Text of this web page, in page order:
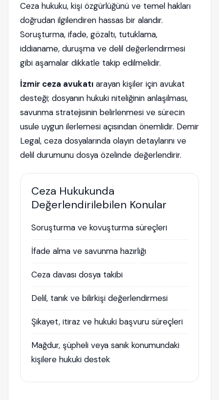
Ceza hukuku, kişi özgürlüğünü ve temel hakları
doğrudan ilgilendiren hassas bir alandır.
Soruşturma, ifade, gözaltı, tutuklama,
iddianame, duruşma ve delil değerlendirmesi
gibi aşamalar dikkatle takip edilmelidir.
İzmir ceza avukatı arayan kişiler için avukat
desteği; dosyanın hukuki niteliğinin anlaşılması,
savunma stratejisinin belirlenmesi ve sürecin
usule uygun ilerlemesi açısından önemlidir. Demir
Legal, ceza dosyalarında olayın detaylarını ve
delil durumunu dosya özelinde değerlendirir.
Ceza Hukukunda
Değerlendirilebilen Konular
Soruşturma ve kovuşturma süreçleri
İfade alma ve savunma hazırlığı
Ceza davası dosya takibi
Delil, tanık ve bilirkişi değerlendirmesi
Şikayet, itiraz ve hukuki başvuru süreçleri
Mağdur, şüpheli veya sanık konumundaki
kişilere hukuki destek